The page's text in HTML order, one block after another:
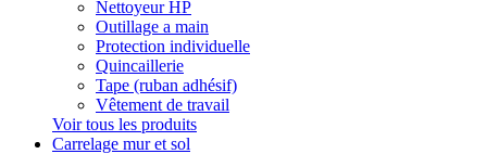
Nettoyeur HP
Outillage a main
Protection individuelle
Quincaillerie
Tape (ruban adhésif)
Vêtement de travail
Voir tous les produits
Carrelage mur et sol